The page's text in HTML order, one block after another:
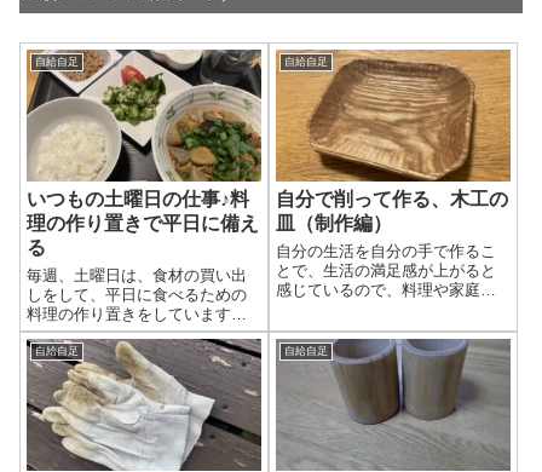
自給自足
いつもの土曜日の仕事♪料
理の作り置きで平日に備え
る
毎週、土曜日は、食材の買い出
しをして、平日に食べるための
料理の作り置きをしています。
作っている間は、無心になっ
て、集中して作ってます♪ 買い出
し 買い出しは、スーパー以外に
も、野菜を安く売っている八百
屋さんに行きます。旬の野菜で
あれば、大きなサイズが、安い
値段で売ってます♪今週は、長い
自給自足
自分で削って作る、木工の
皿（制作編）
自分の生活を自分の手で作るこ
とで、生活の満足感が上がると
感じているので、料理や家庭菜
んですが、日々使う食器を作れ
ば、満足感が上がりまくるので
はないかと思い、チャレンジし
ました！まずは、小さめのお皿
の制作編です。 前々回は、道具
準備まで。⇒ 木工の皿（道具
準備まで）前回は、材料準備。
⇒ 木工の皿（材料準備） 今回
自給自足 自給自足